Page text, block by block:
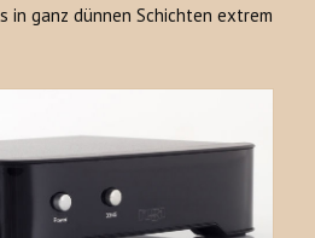
in ganz dünnen Schichten extrem